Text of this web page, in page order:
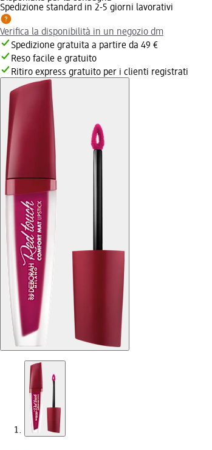
Spedizione standard in 2-5 giorni lavorativi
Verifica la disponibilità in un negozio dm
Spedizione gratuita a partire da 49 €
Reso facile e gratuito
Ritiro express gratuito per i clienti registrati